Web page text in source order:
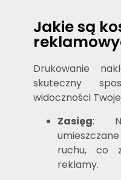
Jakie są
Drukowanie
skuteczny
widoczności
Zasięg:
ruchu, co
reklamy.